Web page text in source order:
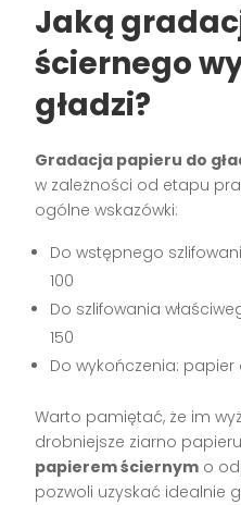
Jaką
ściernego
gładzi?
Gradacja papieru do
w zależności od etapu
ogólne wskazówki:
Do wstępnego
100
Do szlifowania
150
Do wykończenia: papier
Warto pamiętać, że im
drobniejsze ziarno
papierem ściernym o
pozwoli uzyskać idealnie